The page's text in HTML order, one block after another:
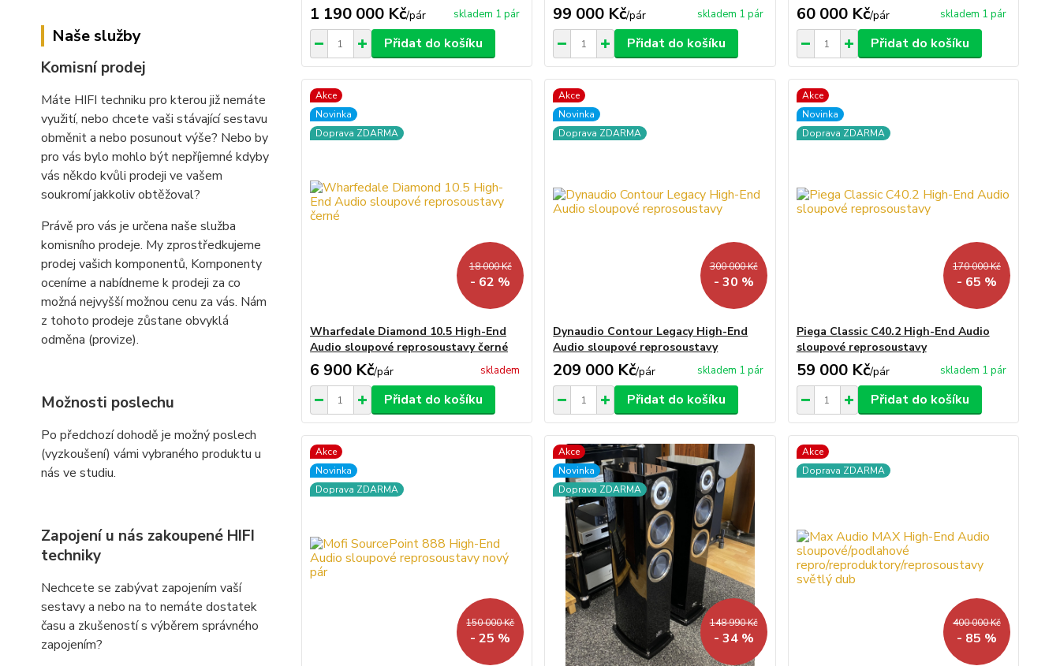
Naše služby
Komisní prodej
Máte HIFI techniku pro kterou již nemáte
využití, nebo chcete vaši stávající sestavu
obměnit a nebo posunout výše? Nebo by
pro vás bylo mohlo být nepříjemné kdyby
vás někdo kvůli prodeji ve vašem
soukromí jakkoliv obtěžoval?
Právě pro vás je určena naše služba
komisního prodeje. My zprostředkujeme
prodej vašich komponentů, Komponenty
oceníme a nabídneme k prodeji za co
možná nejvyšší možnou cenu za vás. Nám
z tohoto prodeje zůstane obvyklá
odměna (provize).
Možnosti poslechu
Po předchozí dohodě je možný poslech
(vyzkoušení) vámi vybraného produktu u
nás ve studiu.
Zapojení u nás zakoupené HIFI
techniky
Nechcete se zabývat zapojením vaší
sestavy a nebo na to nemáte dostatek
času a zkušeností s výběrem správného
zapojením?
1 190 000 Kč/pár skladem 1 pár
Přidat do košíku
99 000 Kč/pár skladem 1 pár
Přidat do košíku
60 000 Kč/pár skladem 1 pár
Přidat do košíku
Akce
Novinka
Doprava ZDARMA
18 000 Kč
- 62 %
Wharfedale Diamond 10.5 High-End
Audio sloupové reprosoustavy černé
6 900 Kč/pár skladem
Přidat do košíku
Akce
Novinka
Doprava ZDARMA
300 000 Kč
- 30 %
Dynaudio Contour Legacy High-End
Audio sloupové reprosoustavy
209 000 Kč/pár skladem 1 pár
Přidat do košíku
Akce
Novinka
Doprava ZDARMA
170 000 Kč
- 65 %
Piega Classic C40.2 High-End Audio
sloupové reprosoustavy
59 000 Kč/pár skladem 1 pár
Přidat do košíku
Akce
Novinka
Doprava ZDARMA
150 000 Kč
- 25 %
Akce
Novinka
Doprava ZDARMA
148 990 Kč
- 34 %
Akce
Doprava ZDARMA
400 000 Kč
- 85 %